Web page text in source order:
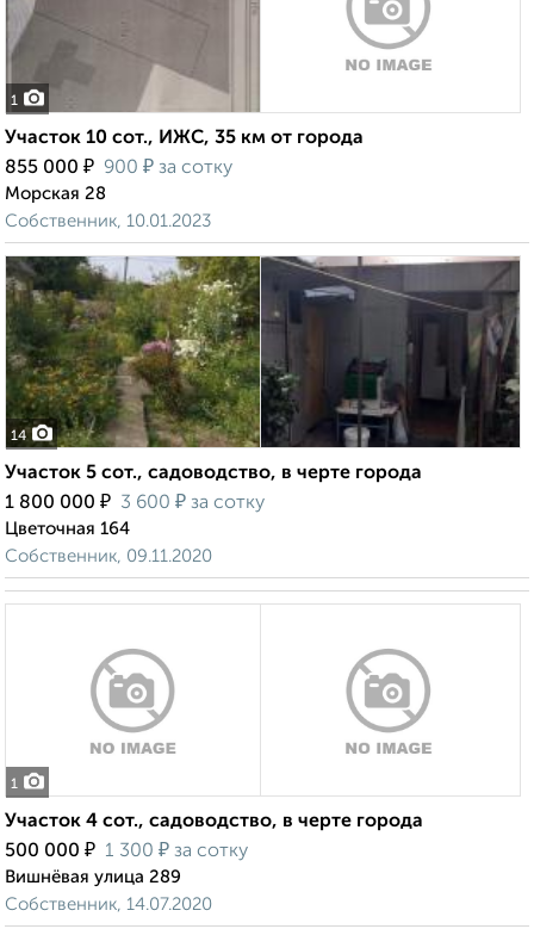
1
Участок 10 сот., ИЖС, 35 км от города
855 000 ₽ 900 ₽ за сотку
Морская 28
Собственник, 10.01.2023
14
Участок 5 сот., садоводство, в черте города
1 800 000 ₽ 3 600 ₽ за сотку
Цветочная 164
Собственник, 09.11.2020
1
Участок 4 сот., садоводство, в черте города
500 000 ₽ 1 300 ₽ за сотку
Вишнёвая улица 289
Собственник, 14.07.2020